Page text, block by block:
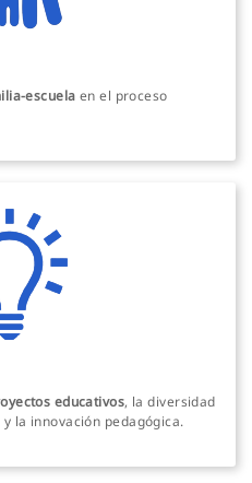
escuela en el proceso
educativos, la diversidad
la innovación pedagógica.